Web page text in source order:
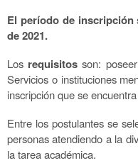
El período de inscripción
de 2021.
Los requisitos son:
Servicios o instituciones
inscripción que se
Entre los postulantes se
personas atendiendo a la
la tarea académica.